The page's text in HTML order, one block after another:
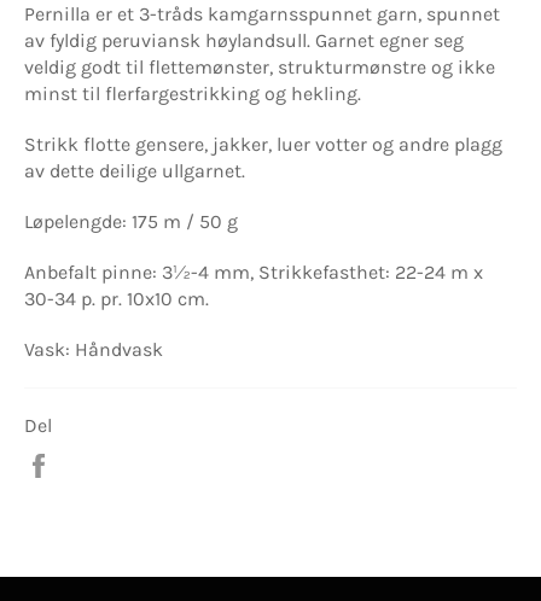
Pernilla er et 3-tråds kamgarnsspunnet garn, spunnet
av fyldig peruviansk høylandsull. Garnet egner seg
veldig godt til flettemønster, strukturmønstre og ikke
minst til flerfargestrikking og hekling.
Strikk flotte gensere, jakker, luer votter og andre plagg
av dette deilige ullgarnet.
Løpelengde: 175 m / 50 g
Anbefalt pinne: 3½-4 mm, Strikkefasthet: 22-24 m x
30-34 p. pr. 10x10 cm.
Vask: Håndvask
Del